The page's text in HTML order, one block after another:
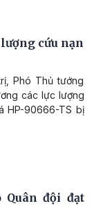
cứu nạn
Phó Thủ tướng
các lực lượng
HP-90666-TS bị
Quân đội đạt